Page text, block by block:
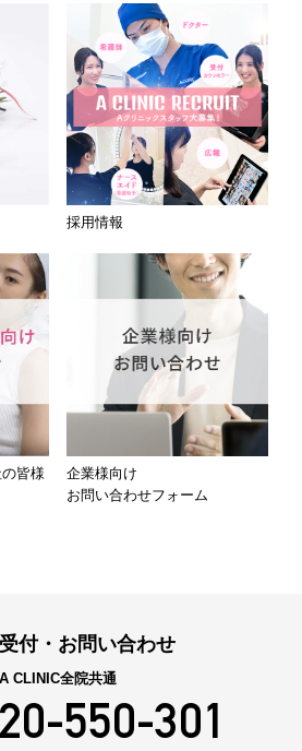
採用情報
皆様
企業様向け
お問い合わせフォーム
付・お問い合わせ
A CLINIC全院共通
550-301